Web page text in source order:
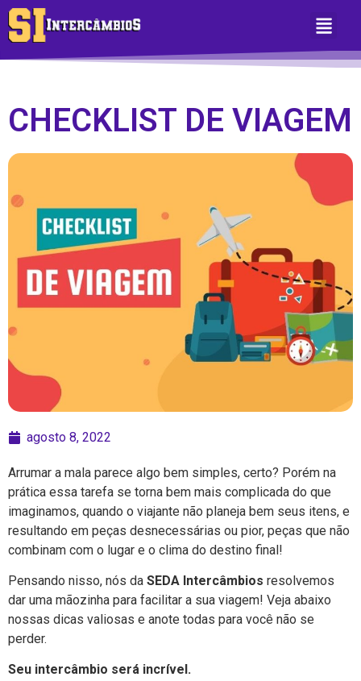
CHECKLIST DE VIAGEM
agosto 8, 2022
Arrumar a mala parece algo bem simples, certo? Porém na
prática essa tarefa se torna bem mais complicada do que
imaginamos, quando o viajante não planeja bem seus itens, e
resultando em peças desnecessárias ou pior, peças que não
combinam com o lugar e o clima do destino final!
Pensando nisso, nós da SEDA Intercâmbios resolvemos
dar uma mãozinha para facilitar a sua viagem! Veja abaixo
nossas dicas valiosas e anote todas para você não se
perder.
Seu intercâmbio será incrível.